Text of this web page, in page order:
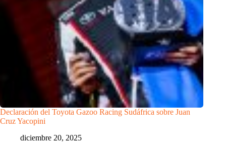
Declaración del Toyota Gazoo Racing Sudáfrica sobre Juan
Cruz Yacopini
diciembre 20, 2025